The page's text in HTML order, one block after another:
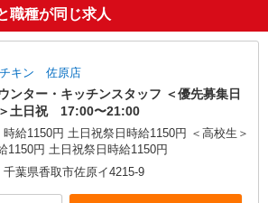
職種が同じ求人
チキン 佐原店
ンター・キッチンスタッフ ＜優先募集日
土日祝 17:00〜21:00
時給1150円 土日祝祭日時給1150円 ＜高校生＞
1150円 土日祝祭日時給1150円
千葉県香取市佐原イ4215-9